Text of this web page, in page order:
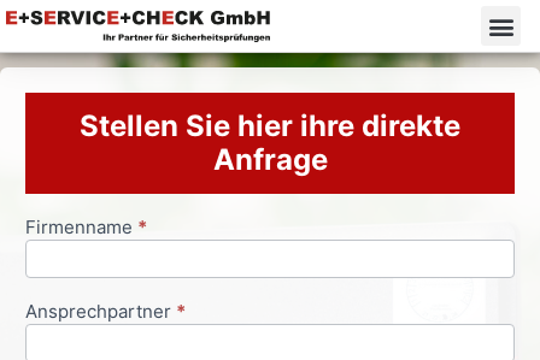
Stellen Sie hier ihre direkte
Anfrage
Anfrageformular
Firmenname *
Ansprechpartner *